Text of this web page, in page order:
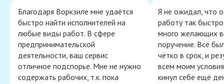
Благодаря Воркзиле мне удаётся
быстро найти исполнителей на
любые виды работ. В сфере
предпринимательской
деятельности, ваш сервис
отличное подспорье. Мне не нужно
содержать рабочих, т.к. пока
Я не ожидал, что
работу так
много желающих
поручение. Всё
чётко в срок, и
всем моим
кинул себе ещё